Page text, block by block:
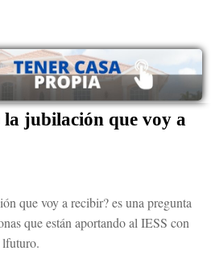
la jubilación que voy a
que voy a recibir? es una pregunta
que están aportando al IESS con
lfuturo.